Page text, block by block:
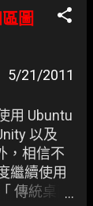
圖
5/21/2011
用 Ubuntu
以及
，相信不
繼續使用
傳統桌面